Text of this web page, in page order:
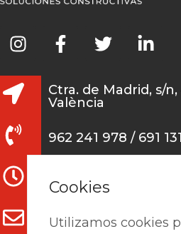
Ctra. de Madrid, s/
València
962 241 978 / 691
L-V: 7:15h - 13:30h /
Cookies
Utilizamos cookies